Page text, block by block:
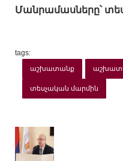
Մանրամասները՝
tags:
աշխատանք
տեսչական մարմին